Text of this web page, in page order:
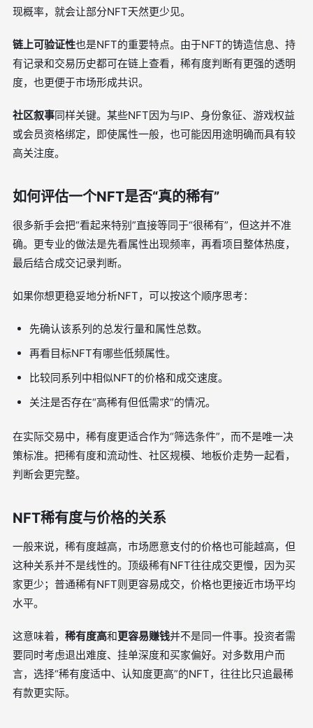
现概率，就会让部分NFT天然更少见。
链上可验证性也是NFT的重要特点。由于NFT的铸造信息、持
有记录和交易历史都可在链上查看，稀有度判断有更强的透明
度，也更便于市场形成共识。
社区叙事同样关键。某些NFT因为与IP、身份象征、游戏权益
或会员资格绑定，即使属性一般，也可能因用途明确而具有较
高关注度。
如何评估一个NFT是否“真的稀有”
很多新手会把“看起来特别”直接等同于“很稀有”，但这并不准
确。更专业的做法是先看属性出现频率，再看项目整体热度，
最后结合成交记录判断。
如果你想更稳妥地分析NFT，可以按这个顺序思考：
先确认该系列的总发行量和属性总数。
再看目标NFT有哪些低频属性。
比较同系列中相似NFT的价格和成交速度。
关注是否存在“高稀有但低需求”的情况。
在实际交易中，稀有度更适合作为“筛选条件”，而不是唯一决
策标准。把稀有度和流动性、社区规模、地板价走势一起看，
判断会更完整。
NFT稀有度与价格的关系
一般来说，稀有度越高，市场愿意支付的价格也可能越高，但
这种关系并不是线性的。顶级稀有NFT往往成交更慢，因为买
家更少；普通稀有NFT则更容易成交，价格也更接近市场平均
水平。
这意味着， 稀有度高和更容易赚钱并不是同一件事。投资者需
要同时考虑退出难度、挂单深度和买家偏好。对多数用户而
言，选择“稀有度适中、认知度更高”的NFT，往往比只追最稀
有款更实际。